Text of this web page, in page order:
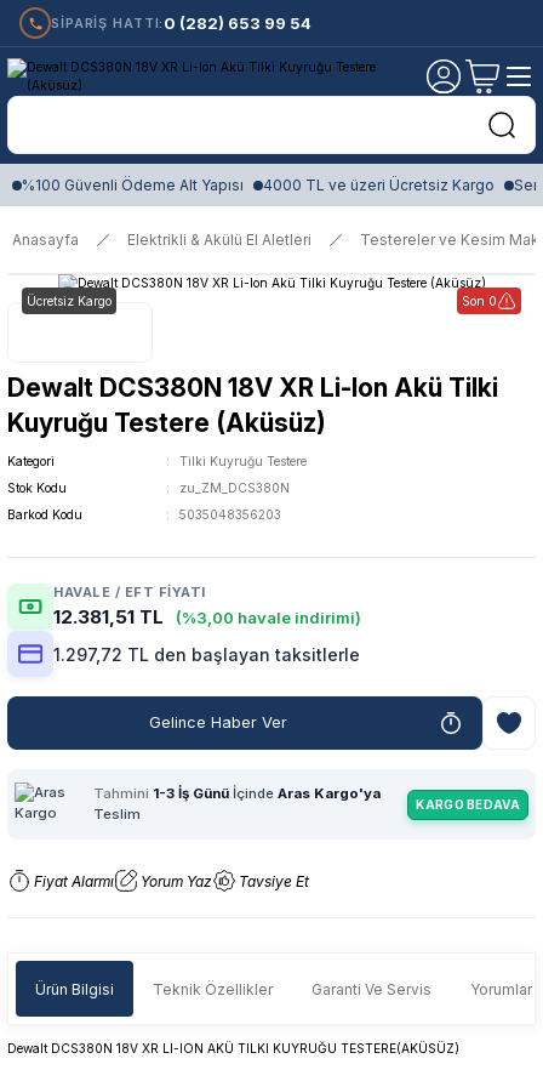
SİPARİŞ HATTI: 0 (282) 653 99 54
%100 Güvenli Ödeme Alt Yapısı 4000 TL ve üzeri Ücretsiz Kargo
Anasayfa Elektrikli & Akülü El Aletleri Testereler ve Kesim
Ücretsiz Kargo Son 0
Dewalt DCS380N 18V XR Li-Ion Akü Tilki
Kuyruğu Testere (Aküsüz)
Kategori
Tilki Kuyruğu Testere
Stok Kodu
zu_ZM_DCS380N
Barkod Kodu
5035048356203
HAVALE / EFT FIYATI
12.381,51 TL (%3,00 havale indirimi)
1.297,72 TL den başlayan taksitlerle
Gelince Haber Ver
Tahmini 1-3 İş Günü İçinde Aras Kargo'ya
Teslim
KARGO BEDAVA
Fiyat Alarmı Yorum Yaz Tavsiye Et
Ürün Bilgisi Teknik Özellikler Garanti Ve Servis Yorumlar
Dewalt DCS380N 18V XR LI-ION AKÜ TILKI KUYRUĞU TESTERE(AKÜSÜZ)